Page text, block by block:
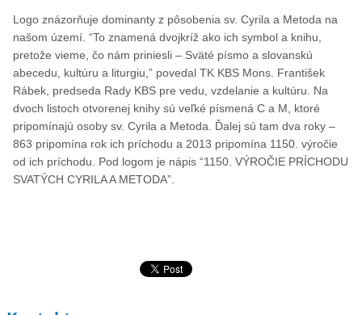
Logo znázorňuje dominanty z pôsobenia sv. Cyrila a Metoda na
našom území. “To znamená dvojkríž ako ich symbol a knihu,
pretože vieme, čo nám priniesli – Sväté písmo a slovanskú
abecedu, kultúru a liturgiu,” povedal TK KBS Mons. František
Rábek, predseda Rady KBS pre vedu, vzdelanie a kultúru. Na
dvoch listoch otvorenej knihy sú veľké písmená C a M, ktoré
pripomínajú osoby sv. Cyrila a Metoda. Ďalej sú tam dva roky –
863 pripomína rok ich príchodu a 2013 pripomína 1150. výročie
od ich príchodu. Pod logom je nápis “1150. VÝROČIE PRÍCHODU
SVATÝCH CYRILA A METODA”.